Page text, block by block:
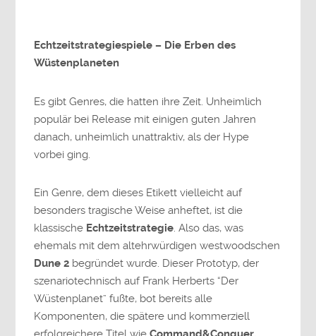
Echtzeitstrategiespiele – Die Erben des
Wüstenplaneten
Es gibt Genres, die hatten ihre Zeit. Unheimlich
populär bei Release mit einigen guten Jahren
danach, unheimlich unattraktiv, als der Hype
vorbei ging.
Ein Genre, dem dieses Etikett vielleicht auf
besonders tragische Weise anheftet, ist die
klassische Echtzeitstrategie. Also das, was
ehemals mit dem altehrwürdigen westwoodschen
Dune 2 begründet wurde. Dieser Prototyp, der
szenariotechnisch auf Frank Herberts “Der
Wüstenplanet” fußte, bot bereits alle
Komponenten, die spätere und kommerziell